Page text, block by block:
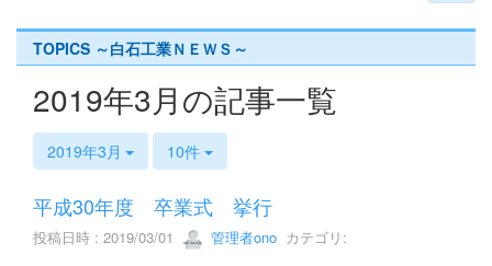
TOPICS ～白石工業ＮＥＷＳ～
2019年3月の記事一覧
2019年3月 10件
平成30年度 卒業式 挙行
投稿日時 : 2019/03/01 管理者ono カテゴリ: